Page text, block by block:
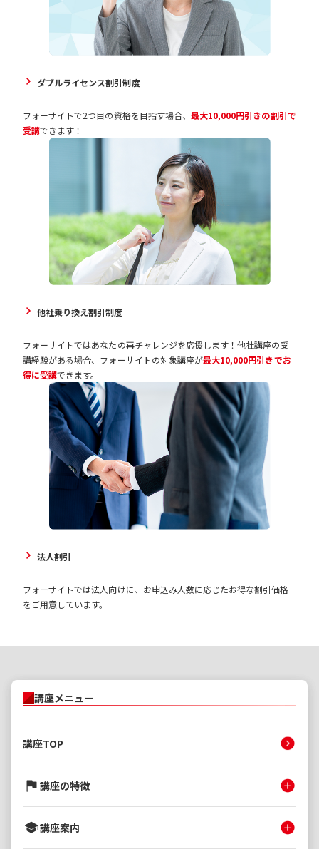
ダブルライセンス割引制度
フォーサイトで2つ目の資格を目指す場合、 最大10,000円引きの割引で
受講できます！
他社乗り換え割引制度
フォーサイトではあなたの再チャレンジを応援します！他社講座の受
講経験がある場合、フォーサイトの対象講座が最大10,000円引きでお
得に受講できます。
法人割引
フォーサイトでは法人向けに、お申込み人数に応じたお得な割引価格
をご用意しています。
講座メニュー
講座TOP
講座の特徴
講座案内